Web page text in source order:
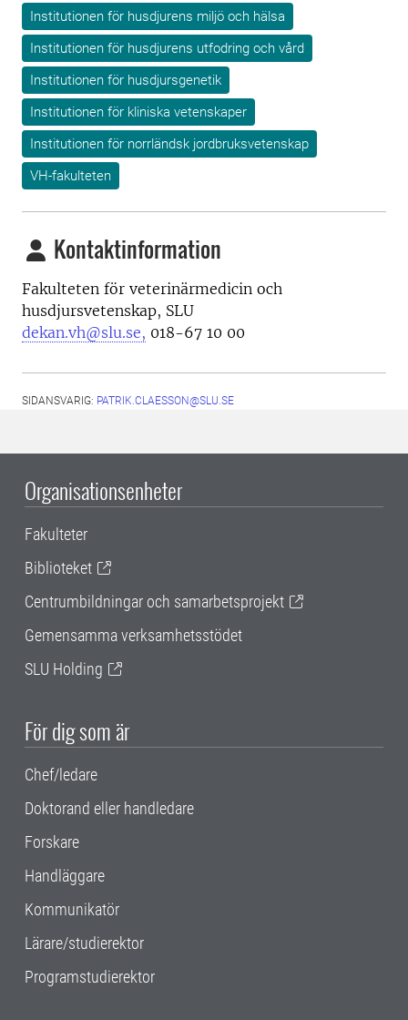
Institutionen för husdjurens miljö och hälsa
Institutionen för husdjurens utfodring och vård
Institutionen för husdjursgenetik
Institutionen för kliniska vetenskaper
Institutionen för norrländsk jordbruksvetenskap
VH-fakulteten
Kontaktinformation
Fakulteten för veterinärmedicin och
husdjursvetenskap, SLU
dekan.vh@slu.se, 018-67 10 00
SIDANSVARIG: PATRIK.CLAESSON@SLU.SE
Organisationsenheter
Fakulteter
Biblioteket
Centrumbildningar och samarbetsprojekt
Gemensamma verksamhetsstödet
SLU Holding
För dig som är
Chef/ledare
Doktorand eller handledare
Forskare
Handläggare
Kommunikatör
Lärare/studierektor
Programstudierektor